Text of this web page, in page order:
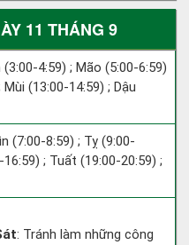
11 THÁNG 9
4:59) ; Mão (5:00-6:59)
(13:00-14:59) ; Dậu
(7:00-8:59) ; Tỵ (9:00-
; Tuất (19:00-20:59) ;
: Tránh làm những công